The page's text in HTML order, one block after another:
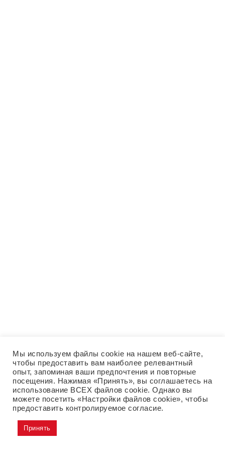
Мы используем файлы cookie на нашем веб-сайте,
чтобы предоставить вам наиболее релевантный
опыт, запоминая ваши предпочтения и повторные
посещения. Нажимая «Принять», вы соглашаетесь на
использование ВСЕХ файлов cookie. Однако вы
можете посетить «Настройки файлов cookie», чтобы
предоставить контролируемое согласие.
Принять